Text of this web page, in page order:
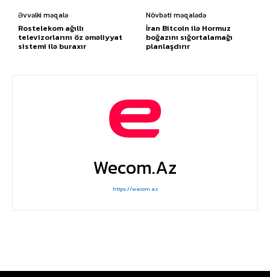
Əvvəlki məqalə
Rostelekom ağıllı
televizorlarını öz əməliyyat
sistemi ilə buraxır
Növbəti məqalədə
İran Bitcoin ilə Hormuz
boğazını sığortalamağı
planlaşdırır
Wecom.az
https://wecom.az